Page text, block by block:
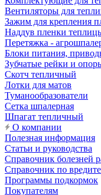
Вентиляторы для
Зажим для крепления
Наддув пленки
Перетяжка -
Блоки питания,
Зубчатые рейки и
Скотч тепличный
Лотки для матов
Туманообразователи
Сетка шпалерная
Шпагат тепличный
О компании
Полезная информация
Статьи и руководства
Справочник болезней
Справочник по
Программы подкормок
Покупателям